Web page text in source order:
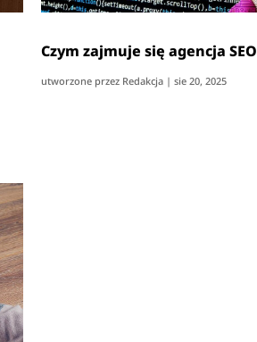
Czym zajmuje się agencja SEO
utworzone przez Redakcja| sie 20, 2025